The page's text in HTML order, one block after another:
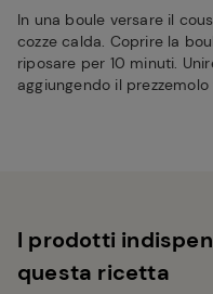
In una boule versare il
cozze calda. Coprire la
riposare per 10 minuti.
aggiungendo il
I prodotti
questa ricetta